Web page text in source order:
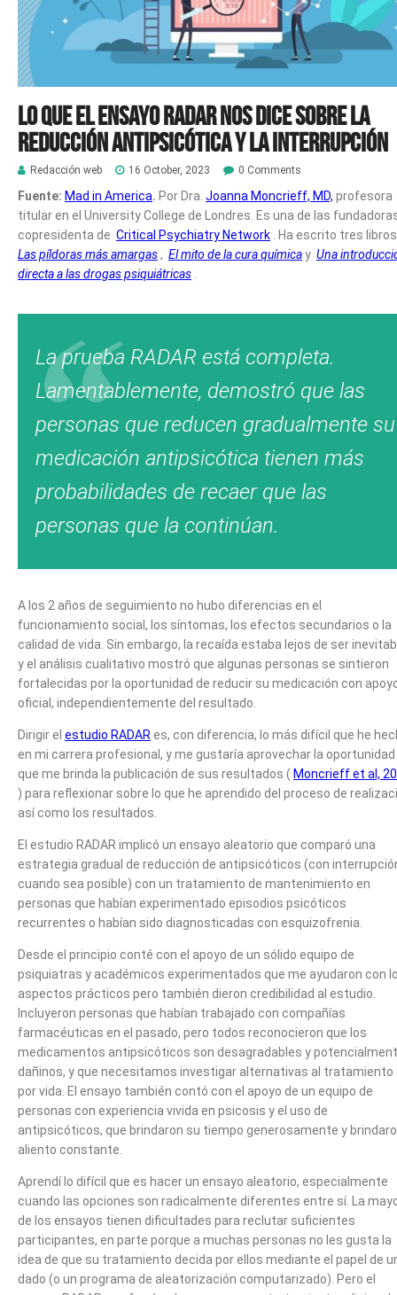
Lo que el ensayo RADAR nos dice sobre la
reducción antipsicótica y la interrupción
Redacción web 16 October, 2023 0 Comments
Fuente: Mad in America. Por Dra. Joanna Moncrieff, MD, profesora
titular en el University College de Londres. Es una de las
copresidenta de Critical Psychiatry Network . Ha escrito tres
Las píldoras más amargas, El mito de la cura químicay Una
directa a las drogas psiquiátricas .
La prueba RADAR está completa.
Lamentablemente, demostró que las
personas que reducen gradualmente su
medicación antipsicótica tienen más
probabilidades de recaer que las
personas que la continúan.
A los 2 años de seguimiento no hubo diferencias en el
funcionamiento social, los síntomas, los efectos secundarios o la
calidad de vida. Sin embargo, la recaída estaba lejos de ser
y el análisis cualitativo mostró que algunas personas se sintieron
fortalecidas por la oportunidad de reducir su medicación con
oficial, independientemente del resultado.
Dirigir el estudio RADARes, con diferencia, lo más difícil que he
en mi carrera profesional, y me gustaría aprovechar la oportunidad
que me brinda la publicación de sus resultados ( Moncrieff et al,
) para reflexionar sobre lo que he aprendido del proceso de
así como los resultados.
El estudio RADAR implicó un ensayo aleatorio que comparó una
estrategia gradual de reducción de antipsicóticos (con
cuando sea posible) con un tratamiento de mantenimiento en
personas que habían experimentado episodios psicóticos
recurrentes o habían sido diagnosticadas con esquizofrenia.
Desde el principio conté con el apoyo de un sólido equipo de
psiquiatras y académicos experimentados que me ayudaron con
aspectos prácticos pero también dieron credibilidad al estudio.
Incluyeron personas que habían trabajado con compañías
farmacéuticas en el pasado, pero todos reconocieron que los
medicamentos antipsicóticos son desagradables y
dañinos, y que necesitamos investigar alternativas al tratamiento
por vida. El ensayo también contó con el apoyo de un equipo de
personas con experiencia vivida en psicosis y el uso de
antipsicóticos, que brindaron su tiempo generosamente y
aliento constante.
Aprendí lo difícil que es hacer un ensayo aleatorio, especialmente
cuando las opciones son radicalmente diferentes entre sí. La
de los ensayos tienen dificultades para reclutar suficientes
participantes, en parte porque a muchas personas no les gusta la
idea de que su tratamiento decida por ellos mediante el papel de
dado (o un programa de aleatorización computarizado). Pero el